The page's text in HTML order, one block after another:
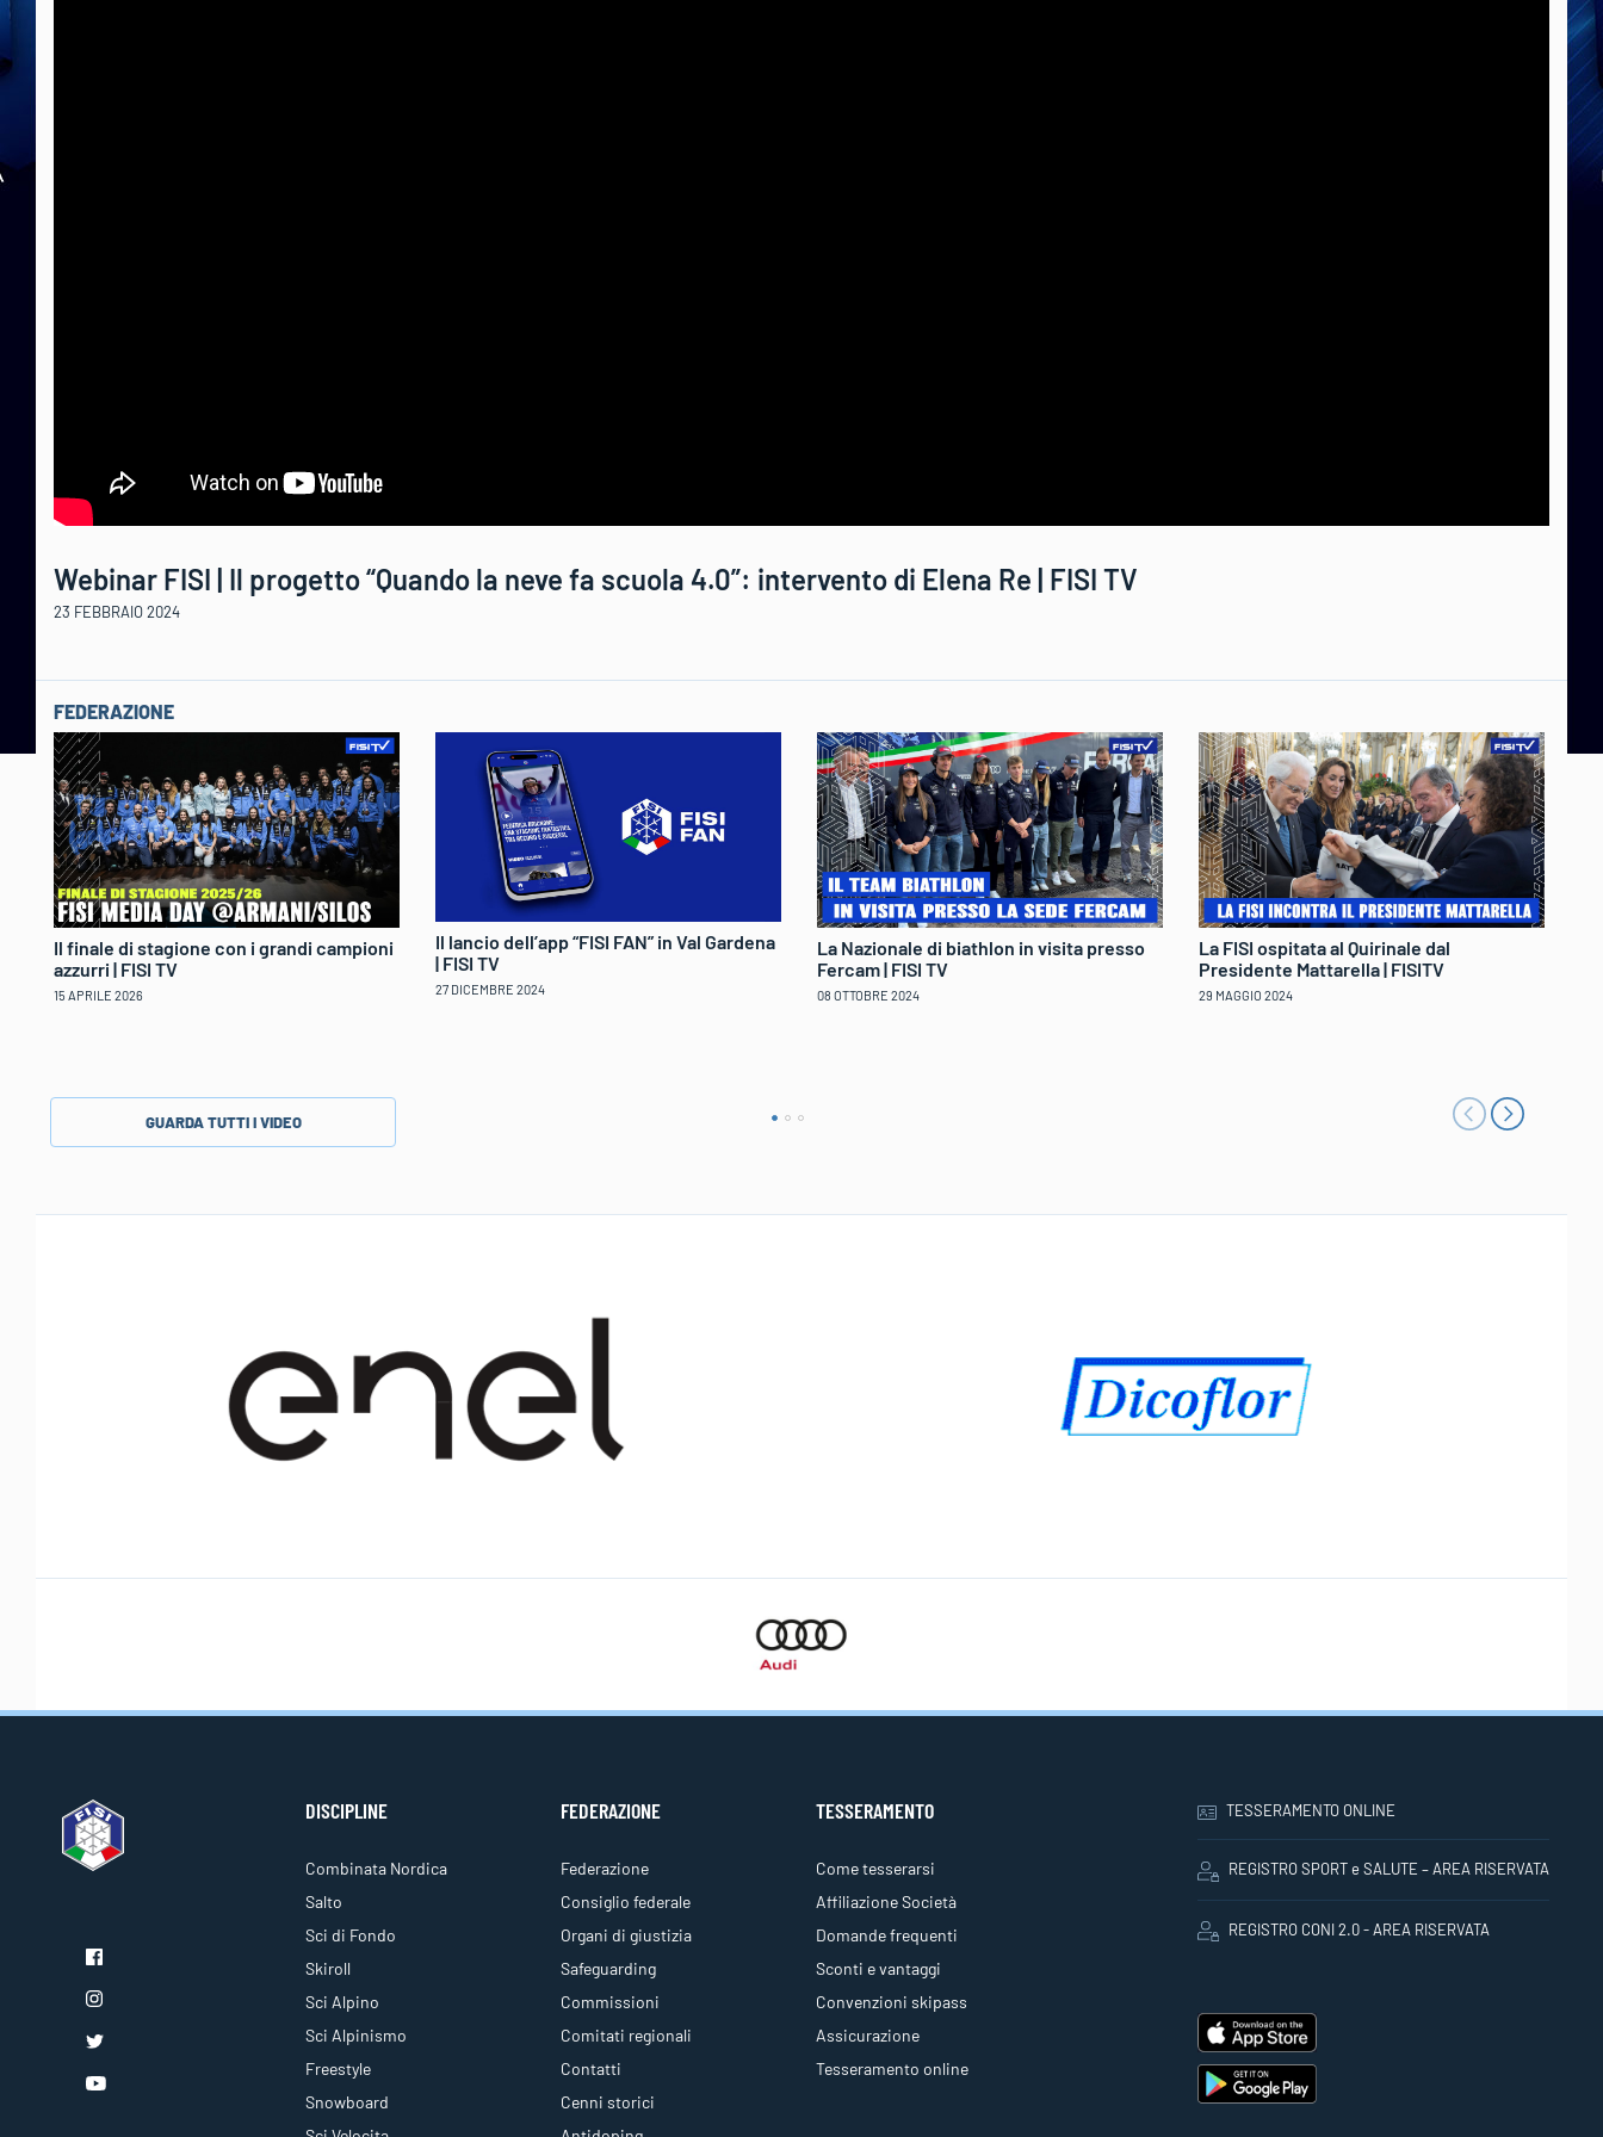
Webinar FISI | Il progetto “Quando la neve fa scuola 4.0”: intervento di Elena Re | FISI TV
23 FEBBRAIO 2024
FEDERAZIONE
Il finale di stagione con i grandi campioni
azzurri | FISI TV
15 APRILE 2026
Il lancio dell’app “FISI FAN” in Val Gardena
| FISI TV
27 DICEMBRE 2024
La Nazionale di biathlon in visita presso
Fercam | FISI TV
08 OTTOBRE 2024
La FISI ospitata al Quirinale dal
Presidente Mattarella | FISITV
29 MAGGIO 2024
GUARDA TUTTI I VIDEO
DISCIPLINE
Combinata Nordica
Salto
Sci di Fondo
Skiroll
Sci Alpino
Sci Alpinismo
Freestyle
Snowboard
FEDERAZIONE
Federazione
Consiglio federale
Organi di giustizia
Safeguarding
Commissioni
Comitati regionali
Contatti
Cenni storici
TESSERAMENTO
Come tesserarsi
Affiliazione Società
Domande frequenti
Sconti e vantaggi
Convenzioni skipass
Assicurazione
Tesseramento online
TESSERAMENTO ONLINE
REGISTRO SPORT e SALUTE – AREA RISERVATA
REGISTRO CONI 2.0 - AREA RISERVATA